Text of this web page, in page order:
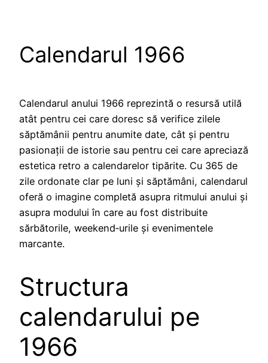
Calendarul 1966
Calendarul anului 1966 reprezintă o resursă utilă
atât pentru cei care doresc să verifice zilele
săptămânii pentru anumite date, cât și pentru
pasionații de istorie sau pentru cei care apreciază
estetica retro a calendarelor tipărite. Cu 365 de
zile ordonate clar pe luni și săptămâni, calendarul
oferă o imagine completă asupra ritmului anului și
asupra modului în care au fost distribuite
sărbătorile, weekend‑urile și evenimentele
marcante.
Structura
calendarului pe
1966